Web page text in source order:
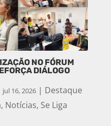
NO FÓRUM
DIÁLOGO
jul 16, 2026| Destaque
, Notícias, Se Liga